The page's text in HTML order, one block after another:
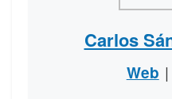
Carlos
Web |